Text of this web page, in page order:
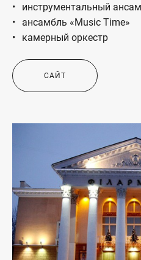
инструментальный
ансамбль «Music Time»
камерный оркестр
САЙТ